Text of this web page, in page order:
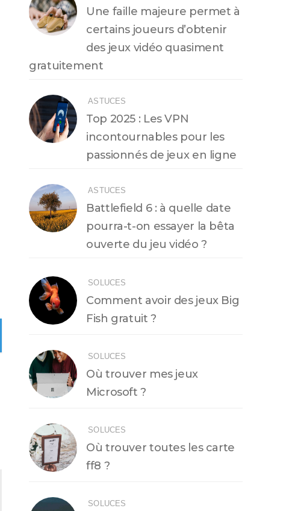
Une faille majeure permet à
certains joueurs d’obtenir
des jeux vidéo quasiment
gratuitement
ASTUCES
Top 2025 : Les VPN
incontournables pour les
passionnés de jeux en ligne
ASTUCES
Battlefield 6 : à quelle date
pourra-t-on essayer la bêta
ouverte du jeu vidéo ?
SOLUCES
Comment avoir des jeux Big
Fish gratuit ?
SOLUCES
Où trouver mes jeux
Microsoft ?
SOLUCES
Où trouver toutes les carte
ff8 ?
SOLUCES